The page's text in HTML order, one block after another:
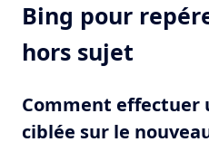
Bing pour
hors sujet
Comment effectuer
ciblée sur le